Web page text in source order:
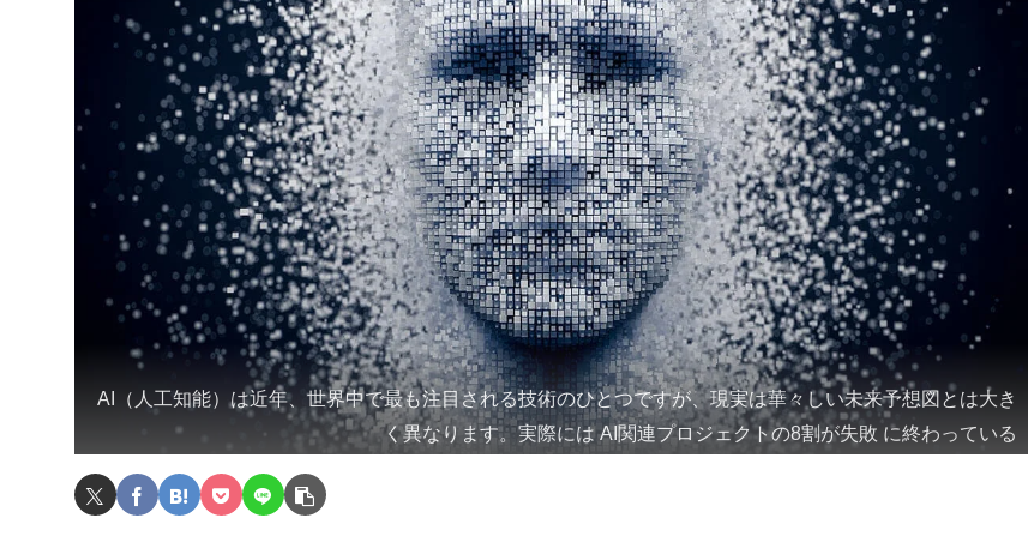
AI（人工知能）は近年、世界中で最も注目される技術のひとつですが、現実は華々しい未来予想図とは大き
く異なります。実際には AI関連プロジェクトの8割が失敗 に終わっている